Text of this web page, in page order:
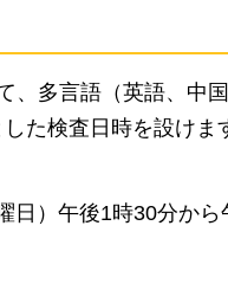
、多言語（英語、中
た検査日時を設けま
日）午後1時30分から